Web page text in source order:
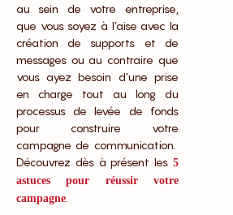
au sein de votre entreprise,
que vous soyez à l’aise avec la
création de supports et de
messages ou au contraire que
vous ayez besoin d’une prise
en charge tout au long du
processus de levée de fonds
pour construire votre
campagne de communication.
Découvrez dès à présent les 5
astuces pour réussir votre
campagne